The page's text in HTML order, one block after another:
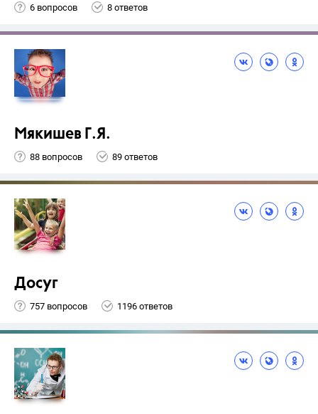
6 вопросов 8 ответов
Мякишев Г.Я.
88 вопросов 89 ответов
Досуг
757 вопросов 1196 ответов